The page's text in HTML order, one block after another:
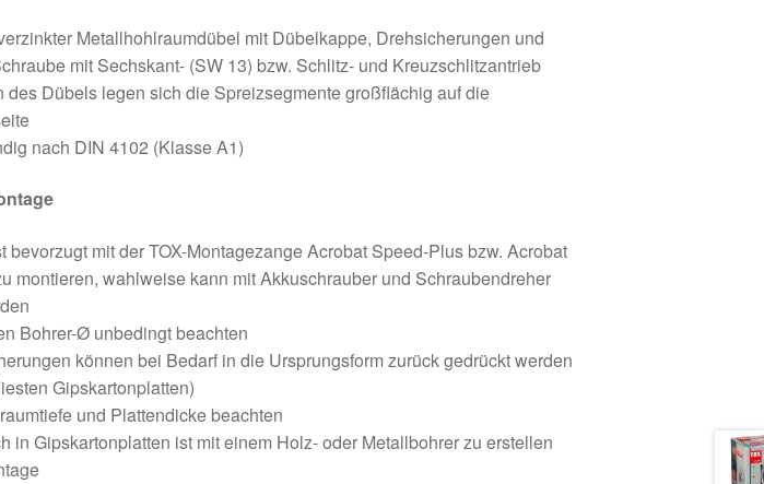
Metallhohlraumdübel mit Dübelkappe, Drehsicherungen und
mit Sechskant- (SW 13) bzw. Schlitz- und Kreuzschlitzantrieb
des Dübels legen sich die Spreizsegmente großflächig auf die
nach DIN 4102 (Klasse A1)
bevorzugt mit der TOX-Montagezange Acrobat Speed-Plus bzw. Acrobat
montieren, wahlweise kann mit Akkuschrauber und Schraubendreher
Bohrer-Ø unbedingt beachten
können bei Bedarf in die Ursprungsform zurück gedrückt werden
Gipskartonplatten)
und Plattendicke beachten
in Gipskartonplatten ist mit einem Holz- oder Metallbohrer zu erstellen